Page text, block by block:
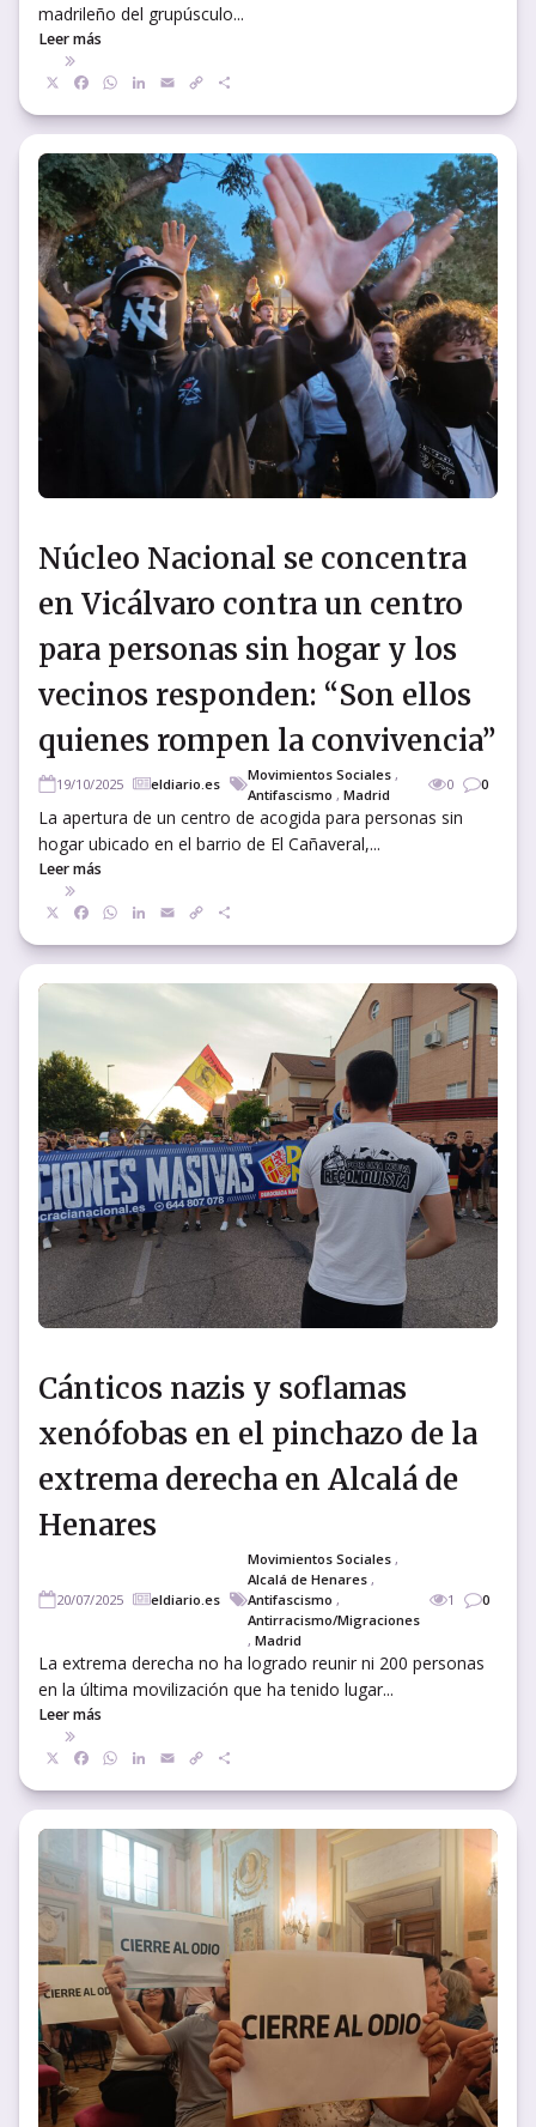
madrileño del grupúsculo...
Leer más
Facebook
WhatsApp
LinkedIn
EmailCopy
Núcleo Nacional se concentra
en Vicálvaro contra un centro
para personas sin hogar y los
vecinos responden: “Son ellos
quienes rompen la convivencia”
19/10/2025 eldiario.es
Movimientos Sociales ,
Antifascismo , Madrid
0 0
La apertura de un centro de acogida para personas sin
hogar ubicado en el barrio de El Cañaveral,...
Leer más
Facebook
WhatsApp
LinkedIn
EmailCopy
Cánticos nazis y soflamas
xenófobas en el pinchazo de la
extrema derecha en Alcalá de
Henares
20/07/2025 eldiario.es
Movimientos Sociales,
Alcalá de Henares,
Antifascismo ,
Antirracismo/Migraciones
, Madrid
1 0
La extrema derecha no ha logrado reunir ni 200 personas
en la última movilización que ha tenido lugar...
Leer más
Facebook
WhatsApp
LinkedIn
EmailCopy